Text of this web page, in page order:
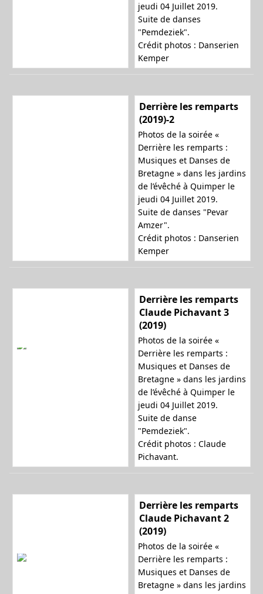
jeudi 04 Juillet 2019.
Suite de danses
"Pemdeziek".
Crédit photos : Danserien
Kemper
Derrière les remparts
(2019)-2
Photos de la soirée «
Derrière les remparts :
Musiques et Danses de
Bretagne » dans les jardins
de l’évêché à Quimper le
jeudi 04 Juillet 2019.
Suite de danses "Pevar
Amzer".
Crédit photos : Danserien
Kemper
Derrière les remparts
Claude Pichavant 3
(2019)
Photos de la soirée «
Derrière les remparts :
Musiques et Danses de
Bretagne » dans les jardins
de l’évêché à Quimper le
jeudi 04 Juillet 2019.
Suite de danse
"Pemdeziek".
Crédit photos : Claude
Pichavant.
Derrière les remparts
Claude Pichavant 2
(2019)
Photos de la soirée «
Derrière les remparts :
Musiques et Danses de
Bretagne » dans les jardins